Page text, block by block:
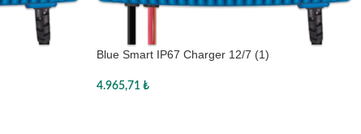
Blue Smart IP67 Charger 12/7 (1)
4.965,71 ₺